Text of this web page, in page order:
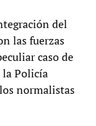
del
las fuerzas
caso de
la Policía
normalistas